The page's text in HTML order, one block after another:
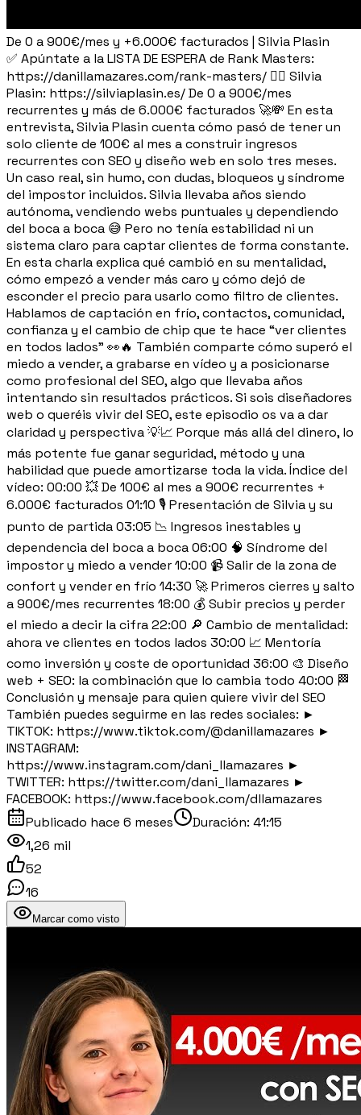
De 0 a 900€/mes y +6.000€ facturados | Silvia Plasin
✅​ Apúntate a la LISTA DE ESPERA de Rank Masters:
https://danillamazares.com/rank-masters/ 👉🏻 Silvia
Plasin: https://silviaplasin.es/ De 0 a 900€/mes
recurrentes y más de 6.000€ facturados 🚀💸 En esta
entrevista, Silvia Plasin cuenta cómo pasó de tener un
solo cliente de 100€ al mes a construir ingresos
recurrentes con SEO y diseño web en solo tres meses.
Un caso real, sin humo, con dudas, bloqueos y síndrome
del impostor incluidos. Silvia llevaba años siendo
autónoma, vendiendo webs puntuales y dependiendo
del boca a boca 😅 Pero no tenía estabilidad ni un
sistema claro para captar clientes de forma constante.
En esta charla explica qué cambió en su mentalidad,
cómo empezó a vender más caro y cómo dejó de
esconder el precio para usarlo como filtro de clientes.
Hablamos de captación en frío, contactos, comunidad,
confianza y el cambio de chip que te hace “ver clientes
en todos lados” 👀🔥 También comparte cómo superó el
miedo a vender, a grabarse en vídeo y a posicionarse
como profesional del SEO, algo que llevaba años
intentando sin resultados prácticos. Si sois diseñadores
web o queréis vivir del SEO, este episodio os va a dar
claridad y perspectiva 💡📈 Porque más allá del dinero, lo
más potente fue ganar seguridad, método y una
habilidad que puede amortizarse toda la vida. Índice del
vídeo: 00:00 💥 De 100€ al mes a 900€ recurrentes +
6.000€ facturados 01:10 🎙️ Presentación de Silvia y su
punto de partida 03:05 📉 Ingresos inestables y
dependencia del boca a boca 06:00 🧠 Síndrome del
impostor y miedo a vender 10:00 📹 Salir de la zona de
confort y vender en frío 14:30 🚀 Primeros cierres y salto
a 900€/mes recurrentes 18:00 💰 Subir precios y perder
el miedo a decir la cifra 22:00 🔎 Cambio de mentalidad:
ahora ve clientes en todos lados 30:00 📈 Mentoría
como inversión y coste de oportunidad 36:00 🎨 Diseño
web + SEO: la combinación que lo cambia todo 40:00 🏁
Conclusión y mensaje para quien quiere vivir del SEO
También puedes seguirme en las redes sociales: ►
TIKTOK: https://www.tiktok.com/@danillamazares ►
INSTAGRAM:
https://www.instagram.com/dani_llamazares ►
TWITTER: https://twitter.com/dani_llamazares ►
FACEBOOK: https://www.facebook.com/dllamazares
Publicado hace 6 meses Duración: 41:15
1,26 mil
52
16
Marcar como visto